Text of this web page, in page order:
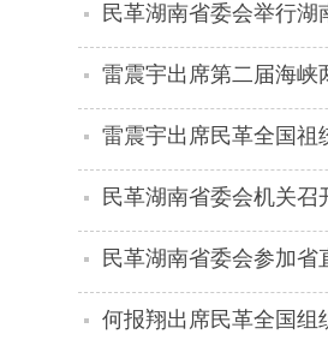
民革湖南省委会举行
雷震宇出席第二届海峡
雷震宇出席民革全国祖
民革湖南省委会机关
民革湖南省委会参加省
何报翔出席民革全国组